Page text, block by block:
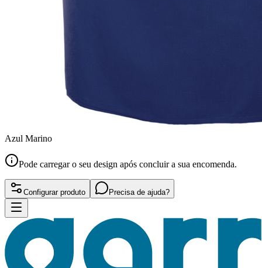
Azul Marino
Pode carregar o seu design após concluir a sua encomenda.
Configurar produto Precisa de ajuda?